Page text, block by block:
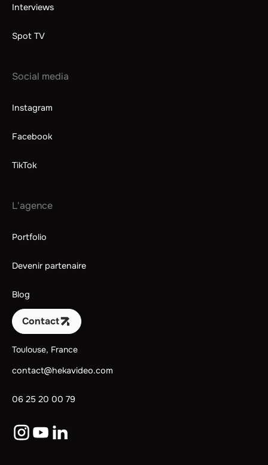
Interviews
Spot TV
Social media
Instagram
Facebook
TikTok
L'agence
Portfolio
Devenir partenaire
Blog
Contact
Toulouse, France
contact@hekavideo.com
06 25 20 00 79